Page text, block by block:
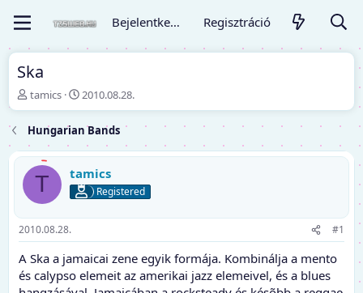
Bejelentkezés Regisztráció
Ska
T
é
m
a
i
n
d
ó
tamics
K
e
d
ő
á
t
2010.08.28.
Hungarian Bands
T tamics
Registered
2010.08.28. #1
A Ska a jamaicai zene egyik formája. Kombinálja a mento
és calypso elemeit az amerikai jazz elemeivel, és a blues